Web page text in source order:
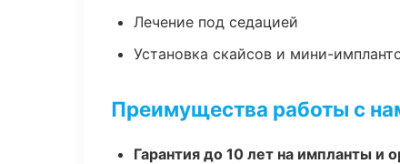
Лечение под седацией
Установка скайсов и мини-
Преимущества работы с
Гарантия до 10 лет на импланты и